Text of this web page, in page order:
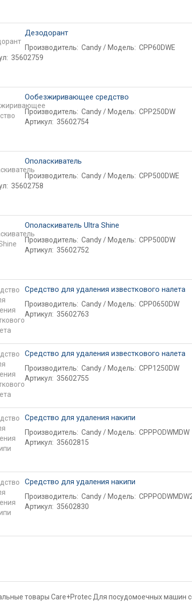
Дезодорант
Производитель: Candy Модель: CPP60DWE
35602759
Ообезжиривающее средство
Производитель: Candy Модель: CPP250DW
Артикул: 35602754
Ополаскиватель
Производитель: Candy Модель: CPP500DWE
35602758
Ополаскиватель Ultra Shine
Производитель: Candy Модель: CPP500DW
Артикул: 35602752
Средство для удаления известкового налета
Производитель: Candy Модель: CPP0650DW
Артикул: 35602763
Средство для удаления известкового налета
Производитель: Candy Модель: CPP1250DW
Артикул: 35602755
Средство для удаления накипи
Производитель: Candy Модель: CPPPODWMDW
Артикул: 35602815
Средство для удаления накипи
Производитель: Candy Модель:
Артикул: 35602830
товары Care+Protec Для посудомоечных машин